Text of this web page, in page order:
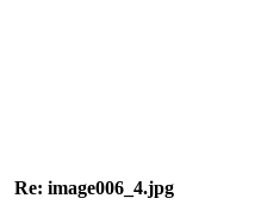
Re: image006_4.jpg